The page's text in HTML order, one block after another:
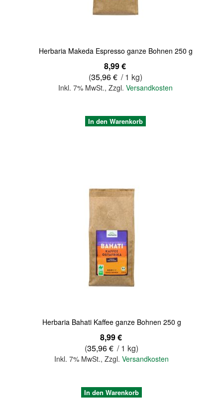
Herbaria Makeda Espresso ganze Bohnen 250 g
8,99 €
(35,96 € / 1 kg)
Inkl. 7% MwSt.,Zzgl.Versandkosten
In den Warenkorb
Herbaria Bahati Kaffee ganze Bohnen 250 g
8,99 €
(35,96 € / 1 kg)
Inkl. 7% MwSt., Zzgl. Versandkosten
In den Warenkorb